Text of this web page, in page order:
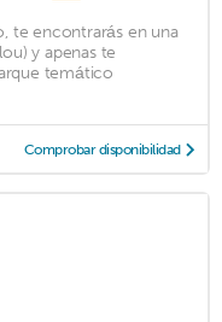
te encontrarás en una
y apenas te
temático
Comprobar disponibilidad